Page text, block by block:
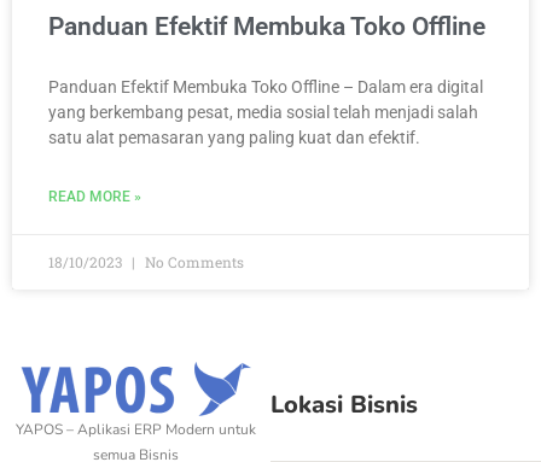
Panduan Efektif Membuka Toko Offline
Panduan Efektif Membuka Toko Offline – Dalam era digital
yang berkembang pesat, media sosial telah menjadi salah
satu alat pemasaran yang paling kuat dan efektif.
READ MORE »
18/10/2023 No Comments
YAPOS – Aplikasi ERP Modern untuk
semua Bisnis
Lokasi Bisnis